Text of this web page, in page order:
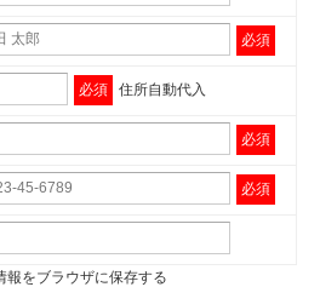
必須
必須 住所自動代入
必須
必須
報をブラウザに保存する